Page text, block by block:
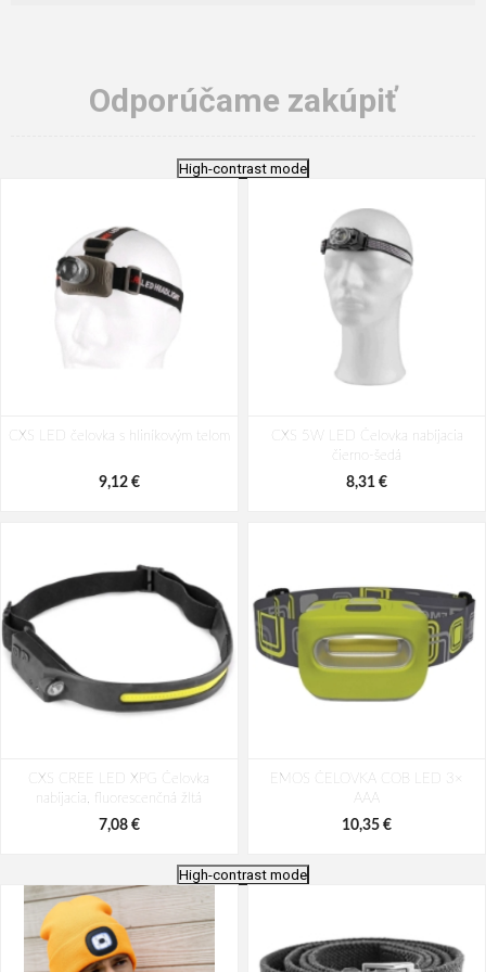
Odporúčame zakúpiť
High-contrast mode
CXS LED čelovka s hliníkovým telom
9,12 €
CXS 5W LED Čelovka nabíjacia
čierno-šedá
8,31 €
CXS CREE LED XPG Čelovka
nabíjacia, fluorescenčná žltá
7,08 €
EMOS ČELOVKA COB LED 3×
AAA
10,35 €
High-contrast mode